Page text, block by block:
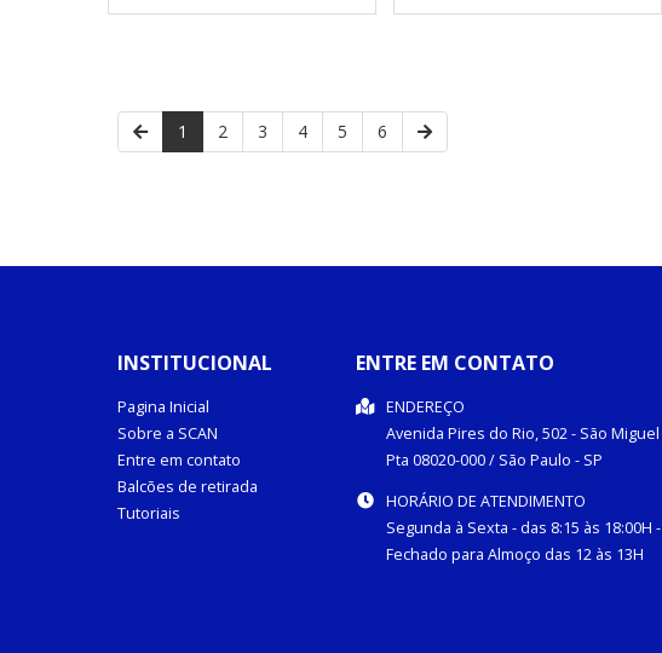
1 2 3 4 5 6
INSTITUCIONAL
Pagina Inicial
Sobre a SCAN
Entre em contato
Balcões de retirada
Tutoriais
ENTRE EM CONTATO
ENDEREÇO
Avenida Pires do Rio, 502 - São Miguel
Pta 08020-000/ São Paulo - SP
HORÁRIO DE ATENDIMENTO
Segunda à Sexta - das 8:15 às 18:00H -
Fechado para Almoço das 12 às 13H